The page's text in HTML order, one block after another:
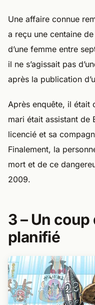
Une affaire connue
a reçu une centaine
d’une femme entre
il ne s’agissait pas
après la publication
Après enquête, il était
mari était assistant de
licencié et sa
Finalement, la
mort et de ce
2009.
3 – Un
planifié